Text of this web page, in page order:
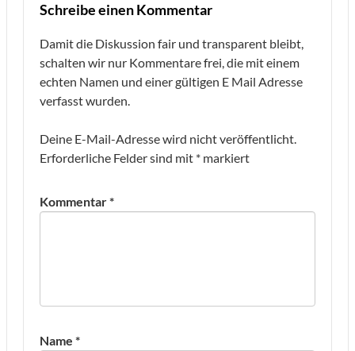
Schreibe einen Kommentar
Damit die Diskussion fair und transparent bleibt,
schalten wir nur Kommentare frei, die mit einem
echten Namen und einer gültigen E Mail Adresse
verfasst wurden.
Deine E-Mail-Adresse wird nicht veröffentlicht.
Erforderliche Felder sind mit * markiert
Kommentar*
Name *